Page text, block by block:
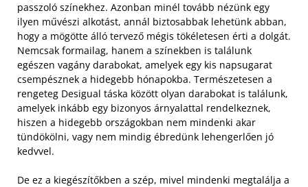
passzoló színekhez. Azonban minél tovább nézünk egy
ilyen művészi alkotást, annál biztosabbak lehetünk abban,
hogy a mögötte álló tervező mégis tökéletesen érti a dolgát.
Nemcsak formailag, hanem a színekben is találunk
egészen vagány darabokat, amelyek egy kis napsugarat
csempésznek a hidegebb hónapokba. Természetesen a
rengeteg Desigual táska között olyan darabokat is találunk,
amelyek inkább egy bizonyos árnyalattal rendelkeznek,
hiszen a hidegebb országokban nem mindenki akar
tündökölni, vagy nem mindig ébredünk lehengerlően jó
kedvvel.
De ez a kiegészítőkben a szép, mivel mindenki megtalálja a